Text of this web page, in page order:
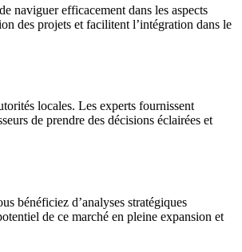
naviguer efficacement dans les aspects
des projets et facilitent l’intégration dans le
locales. Les experts fournissent
de prendre des décisions éclairées et
bénéficiez d’analyses stratégiques
de ce marché en pleine expansion et